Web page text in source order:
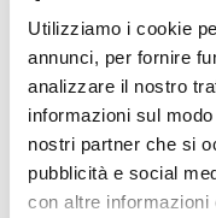
Utilizziamo i cookie
annunci, per fornire
analizzare il nostro
informazioni sul
nostri partner che si
pubblicità e social
con altre informazioni